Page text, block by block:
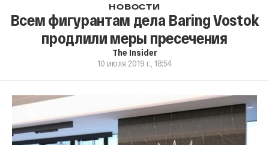
НОВОСТИ
Всем фигурантам дела Baring Vostok
продлили меры пресечения
The Insider
10 июля 2019 г., 18:54